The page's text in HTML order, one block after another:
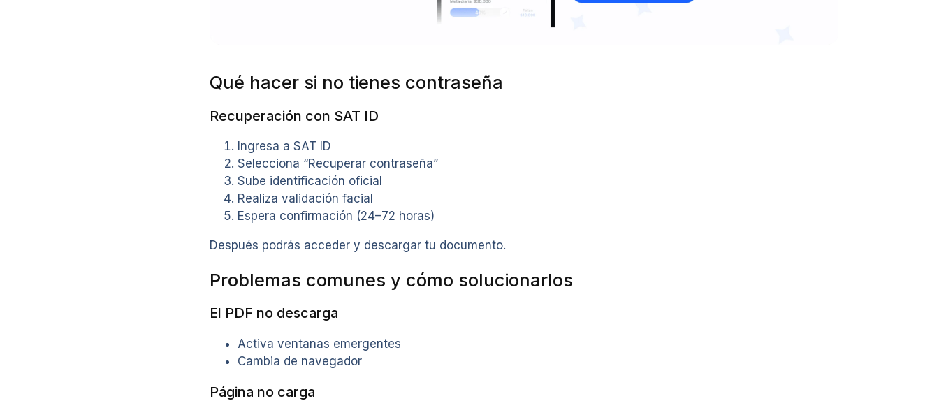
Qué hacer si no tienes contraseña
Recuperación con SAT ID
Ingresa a SAT ID
Selecciona “Recuperar contraseña”
Sube identificación oficial
Realiza validación facial
Espera confirmación (24–72 horas)
Después podrás acceder y descargar tu documento.
Problemas comunes y cómo solucionarlos
El PDF no descarga
Activa ventanas emergentes
Cambia de navegador
Página no carga